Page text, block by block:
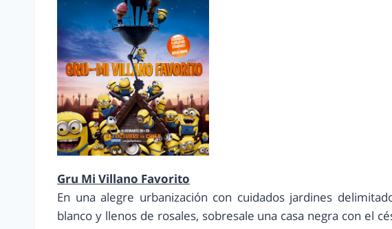
Gru Mi Villano Favorito
En una alegre urbanización con cuidados jardines
blanco y llenos de rosales, sobresale una casa negra con el